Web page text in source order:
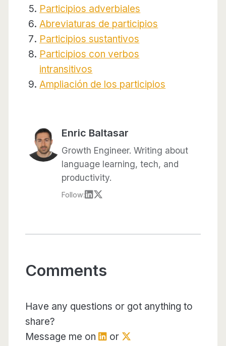
Participios adverbiales
Abreviaturas de participios
Participios sustantivos
Participios con verbos
intransitivos
Ampliación de los participios
Enric Baltasar
Growth Engineer. Writing about
language learning, tech, and
productivity.
Follow:
Comments
Have any questions or got anything to
share?
Message me on
or